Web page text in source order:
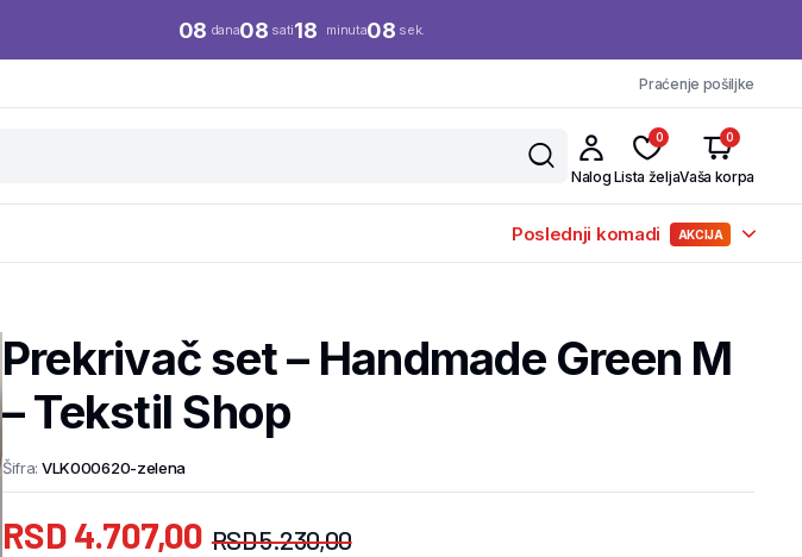
08 dana08 sati18 minuta08 sek.
Praćenje pošiljke
Nalog
0
Lista želja
0
Vaša korpa
Poslednji komadi AKCIJA
Prekrivač set – Handmade Green M
– Tekstil Shop
Šifra: VLK000620-zelena
RSD5.230,00
RSD4.707,00